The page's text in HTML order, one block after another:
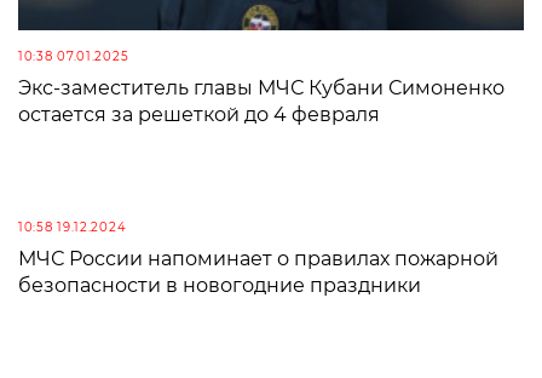
10:38 07.01.2025
Экс-заместитель главы МЧС Кубани Симоненко
остается за решеткой до 4 февраля
10:58 19.12.2024
МЧС России напоминает о правилах пожарной
безопасности в новогодние праздники